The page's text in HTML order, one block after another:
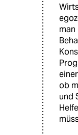
man
ob
und